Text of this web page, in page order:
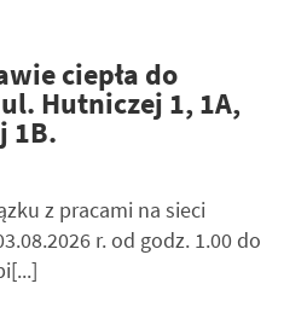
ciepła do
Hutniczej 1, 1A,
1B.
z pracami na sieci
r. od godz. 1.00 do